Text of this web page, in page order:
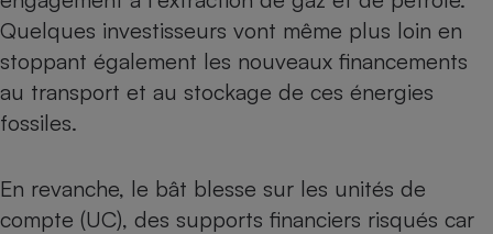
Quelques investisseurs vont même plus loin en
stoppant également les nouveaux financements
au transport et au stockage de ces énergies
fossiles.
En revanche, le bât blesse sur les unités de
compte (UC), des supports financiers risqués car